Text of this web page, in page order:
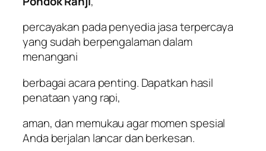
percayakan pada penyedia jasa terpercaya
yang sudah berpengalaman dalam
menangani
berbagai acara penting. Dapatkan hasil
penataan yang rapi,
aman, dan memukau agar momen spesial
Anda berjalan lancar dan berkesan.